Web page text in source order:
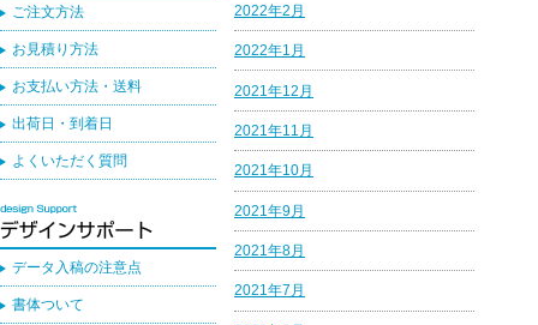
2022年2月
2022年1月
2021年12月
2021年11月
2021年10月
2021年9月
2021年8月
2021年7月
ご注文方法
お見積り方法
お支払い方法・送料
出荷日・到着日
よくいただく質問
データ入稿の注意点
書体ついて